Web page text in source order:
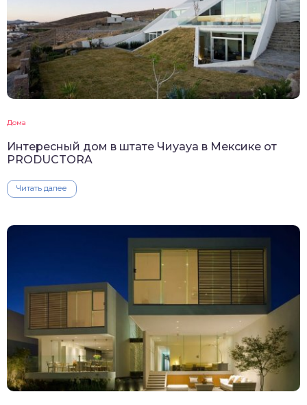
Дома
Интересный дом в штате Чиуауа в Мексике от
PRODUCTORA
Читать далее